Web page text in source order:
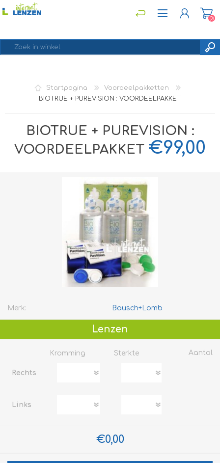
INLOGGEN
(0)
Startpagina
Voordeelpakketten
BIOTRUE + PUREVISION : VOORDEELPAKKET
BIOTRUE + PUREVISION :
VOORDEELPAKKET €99,00
Merk: Bausch+Lomb
Lenzen
Kromming Sterkte Aantal
Rechts
Links
€0,00